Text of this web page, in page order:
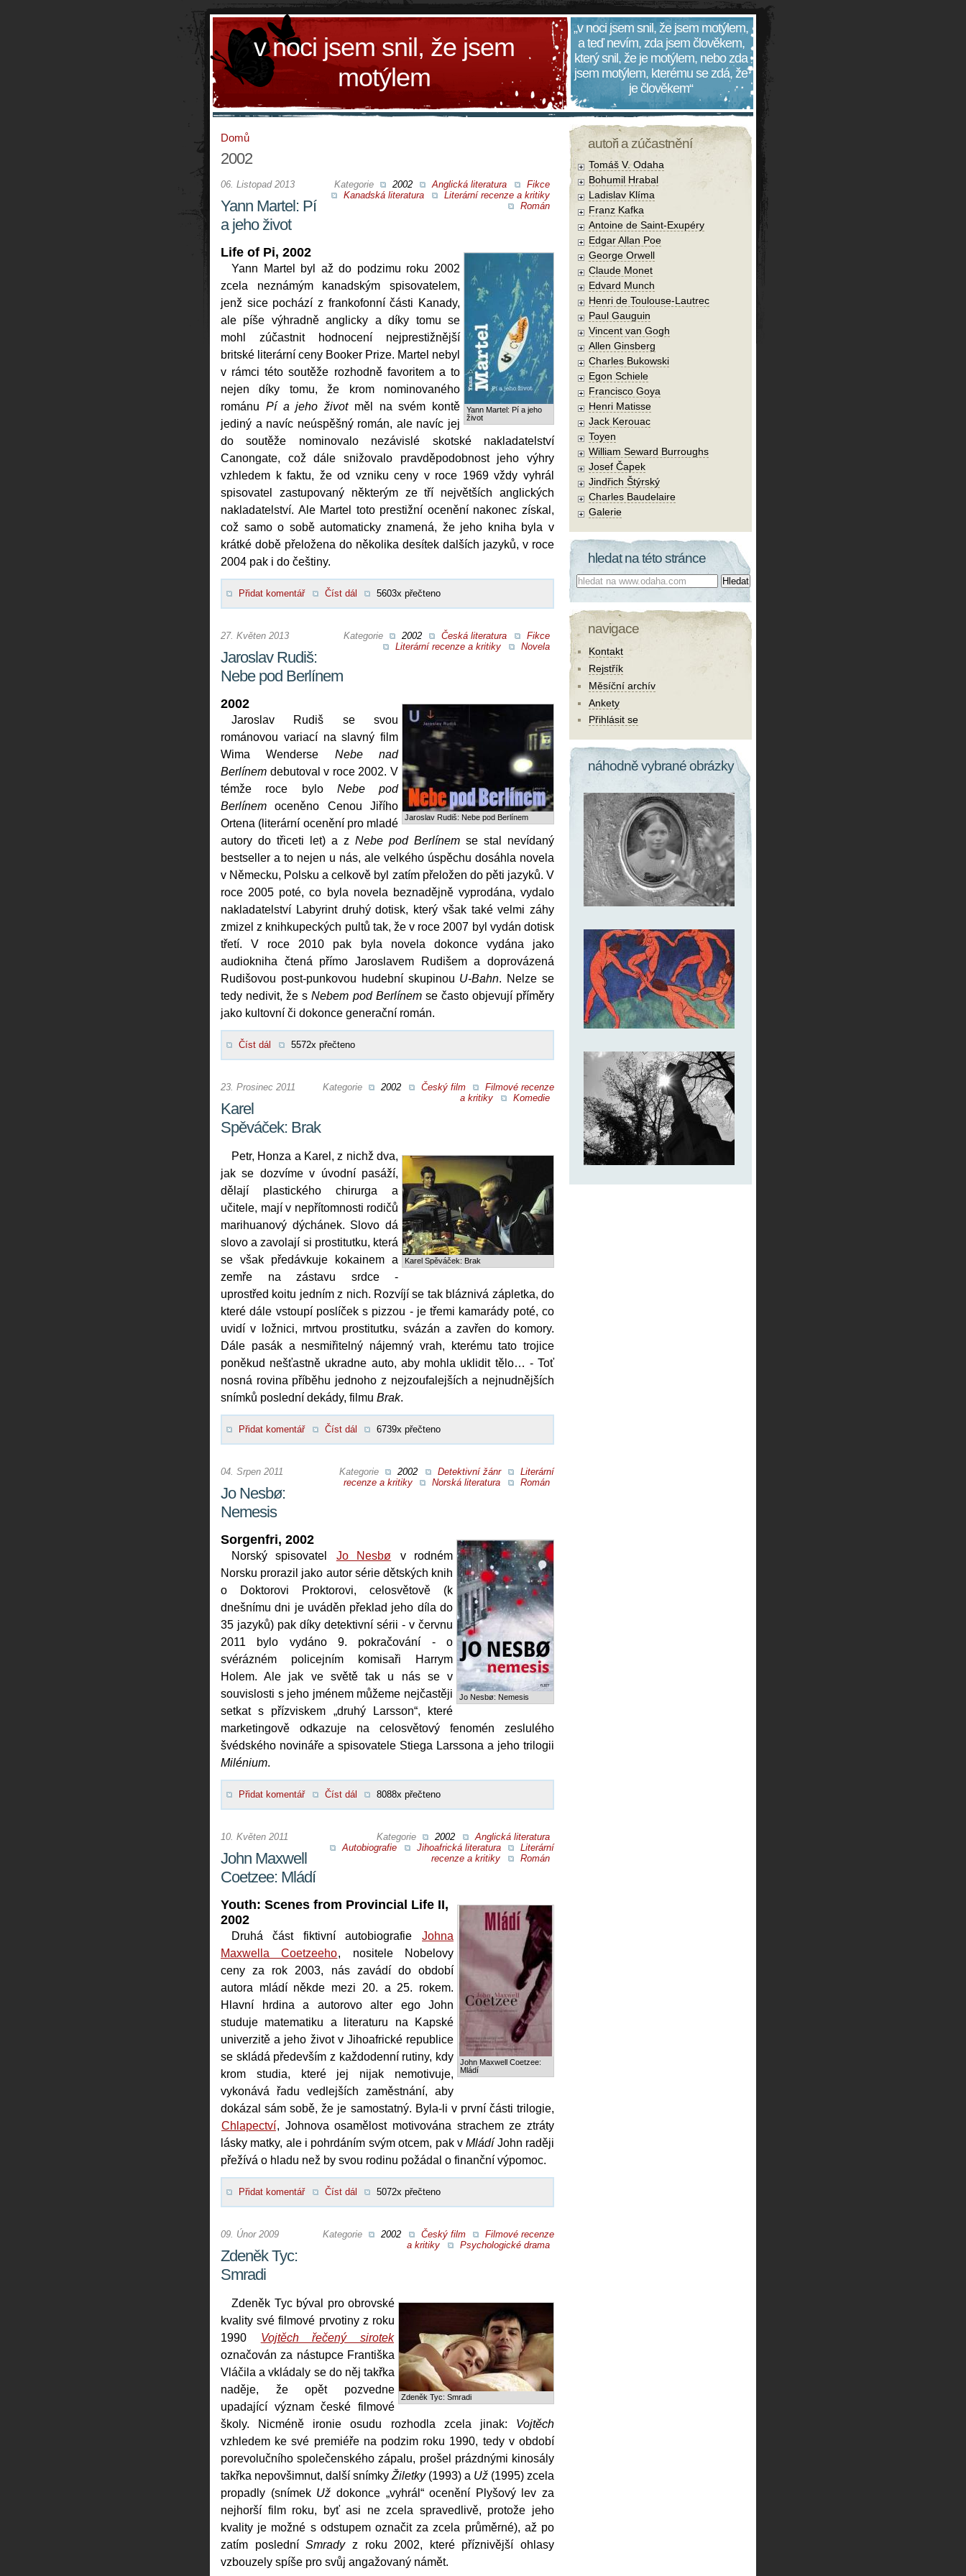
v noci jsem snil, že jsem
motýlem
„v noci jsem snil, že jsem motýlem,
a teď nevím, zda jsem člověkem,
který snil, že je motýlem, nebo zda
jsem motýlem, kterému se zdá, že
je člověkem“
Domů
2002
Kategorie 2002 Anglická literatura
Fikce
Kanadská literatura
Literární recenze a kritiky
Román
06. Listopad 2013
Yann Martel: Pí
a jeho život
Yann Martel: Pí a jeho
život
Life of Pi, 2002
Yann Martel byl až do podzimu roku 2002
zcela neznámým kanadským spisovatelem,
jenž sice pochází z frankofonní části Kanady,
ale píše výhradně anglicky a díky tomu se
mohl zúčastnit hodnocení nejprestižnější
britské literární ceny Booker Prize. Martel nebyl
v rámci této soutěže rozhodně favoritem a to
nejen díky tomu, že krom nominovaného
románu Pí a jeho životměl na svém kontě
jediný a navíc neúspěšný román, ale navíc jej
do soutěže nominovalo nezávislé skotské nakladatelství
Canongate, což dále snižovalo pravděpodobnost jeho výhry
vzhledem k faktu, že od vzniku ceny v roce 1969 vždy vyhrál
spisovatel zastupovaný některým ze tří největších anglických
nakladatelství. Ale Martel toto prestižní ocenění nakonec získal,
což samo o sobě automaticky znamená, že jeho kniha byla v
krátké době přeložena do několika desítek dalších jazyků, v roce
2004 pak i do češtiny.
Přidat komentář Číst dál 5603x přečteno
Kategorie 2002 Česká literatura
Fikce
Literární recenze a kritiky
Novela
27. Květen 2013
Jaroslav Rudiš:
Nebe pod Berlínem
Jaroslav Rudiš: Nebe pod Berlínem
2002
Jaroslav Rudiš se svou
románovou variací na slavný film
Wima Wenderse Nebe nad
Berlínem debutoval v roce 2002. V
témže roce bylo Nebe pod
Berlínem oceněno Cenou Jiřího
Ortena (literární ocenění pro mladé
autory do třiceti let) a z Nebe pod Berlínem se stal nevídaný
bestseller a to nejen u nás, ale velkého úspěchu dosáhla novela
v Německu, Polsku a celkově byl zatím přeložen do pěti jazyků. V
roce 2005 poté, co byla novela beznadějně vyprodána, vydalo
nakladatelství Labyrint druhý dotisk, který však také velmi záhy
zmizel z knihkupeckých pultů tak, že v roce 2007 byl vydán dotisk
třetí. V roce 2010 pak byla novela dokonce vydána jako
audiokniha čtená přímo Jaroslavem Rudišem a doprovázená
Rudišovou post-punkovou hudební skupinou U-Bahn. Nelze se
tedy nedivit, že sNebem pod Berlínemse často objevují příměry
jako kultovní či dokonce generační román.
Číst dál 5572x přečteno
Kategorie 2002 Český film
Filmové recenze
a kritiky
Komedie
23. Prosinec 2011
Karel
Spěváček: Brak
Karel Spěváček: Brak
Petr, Honza a Karel, z nichž dva,
jak se dozvíme v úvodní pasáží,
dělají plastického chirurga a
učitele, mají v nepřítomnosti rodičů
marihuanový dýchánek. Slovo dá
slovo a zavolají si prostitutku, která
se však předávkuje kokainem a
zemře na zástavu srdce -
uprostřed koitu jedním z nich. Rozvíjí se tak bláznivá zápletka, do
které dále vstoupí poslíček s pizzou - je třemi kamarády poté, co
uvidí v ložnici, mrtvou prostitutku, svázán a zavřen do komory.
Dále pasák a nesmiřitelný nájemný vrah, kterému tato trojice
poněkud nešťastně ukradne auto, aby mohla uklidit tělo… - Toť
nosná rovina příběhu jednoho z nejzoufalejších a nejnudnějších
snímků poslední dekády, filmu Brak.
Přidat komentář Číst dál 6739x přečteno
Kategorie 2002 Detektivní žánr
Literární
recenze a kritiky
Norská literatura Román
04. Srpen 2011
Jo Nesbø:
Nemesis
Jo Nesbø: Nemesis
Sorgenfri, 2002
Norský spisovatel Jo Nesbø
v rodném
Norsku prorazil jako autor série dětských knih
o Doktorovi Proktorovi, celosvětově (k
dnešnímu dni je uváděn překlad jeho díla do
35 jazyků) pak díky detektivní sérii - v červnu
2011 bylo vydáno 9. pokračování - o
svérázném policejním komisaři Harrym
Holem. Ale jak ve světě tak u nás se v
souvislosti s jeho jménem můžeme nejčastěji
setkat s přízviskem „druhý Larsson“, které
marketingově odkazuje na celosvětový fenomén zeslulého
švédského novináře a spisovatele Stiega Larssona a jeho trilogii
Milénium.
Přidat komentář Číst dál 8088x přečteno
Kategorie 2002
Anglická literatura
Autobiografie
Jihoafrická literatura
Literární
recenze a kritiky
Román
10. Květen 2011
John Maxwell
Coetzee: Mládí
John Maxwell Coetzee:
Mládí
Youth: Scenes from Provincial Life II,
2002
Druhá část fiktivní autobiografie Johna
Maxwella Coetzeeho, nositele Nobelovy
ceny za rok 2003, nás zavádí do období
autora mládí někde mezi 20. a 25. rokem.
Hlavní hrdina a autorovo alter ego John
studuje matematiku a literaturu na Kapské
univerzitě a jeho život v Jihoafrické republice
se skládá především z každodenní rutiny, kdy
krom studia, které jej nijak nemotivuje,
vykonává řadu vedlejších zaměstnání, aby
dokázal sám sobě, že je samostatný. Byla-li v první části trilogie,
Chlapectví, Johnova osamělost motivována strachem ze ztráty
lásky matky, ale i pohrdáním svým otcem, pak vMládíJohn raději
přežívá o hladu než by svou rodinu požádal o finanční výpomoc.
Přidat komentář Číst dál 5072x přečteno
Kategorie 2002 Český film
Filmové recenze
a kritiky
Psychologické drama
09. Únor 2009
Zdeněk Tyc:
Smradi
Zdeněk Tyc: Smradi
Zdeněk Tyc býval pro obrovské
kvality své filmové prvotiny z roku
1990
Vojtěch řečený sirotek
označován za nástupce Františka
Vláčila a vkládaly se do něj takřka
naděje, že opět pozvedne
upadající význam české filmové
školy. Nicméně ironie osudu rozhodla zcela jinak: Vojtěch
vzhledem ke své premiéře na podzim roku 1990, tedy v období
porevolučního společenského zápalu, prošel prázdnými kinosály
takřka nepovšimnut, další snímky Žiletky(1993) a Už (1995) zcela
propadly (snímek Už dokonce „vyhrál“ ocenění Plyšový lev za
nejhorší film roku, byť asi ne zcela spravedlivě, protože jeho
kvality je možné s odstupem označit za zcela průměrné), až po
zatím posledníSmradyz roku 2002, které příznivější ohlasy
vzbouzely spíše pro svůj angažovaný námět.
autoři a zúčastnění
Tomáš V. Odaha
Bohumil Hrabal
Ladislav Klíma
Franz Kafka
Antoine de Saint-Exupéry
Edgar Allan Poe
George Orwell
Claude Monet
Edvard Munch
Henri de Toulouse-Lautrec
Paul Gauguin
Vincent van Gogh
Allen Ginsberg
Charles Bukowski
Egon Schiele
Francisco Goya
Henri Matisse
Jack Kerouac
Toyen
William Seward Burroughs
Josef Čapek
Jindřich Štýrský
Charles Baudelaire
Galerie
hledat na této stránce
Co hledat:
navigace
Kontakt
Rejstřík
Měsíční archív
Ankety
Přihlásit se
náhodně vybrané obrázky